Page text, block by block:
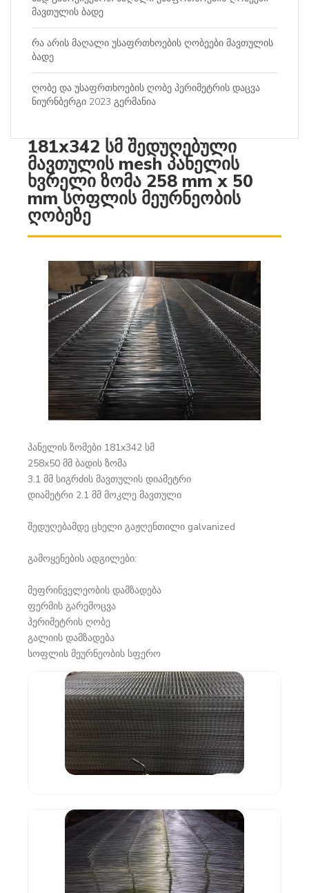
მავთულის ბადე
რა არის მაღალი უსაფრთხოების ღობეები მავთულის
ბადე
ღობე და უსაფრთხოების ღობე პერიმეტრის დაცვა
ნიურნბერგი 2023 გერმანია
181x342 სმ შედუღებული
მავთულის mesh პანელის
ხვრელი ზომა 258 mm x 50
mm სოფლის მეურნეობის
ღობეზე
პანელის ზომები 181x342 სმ
258x50 მმ ბადის ზომა
3.1 მმ სიგრძის მავთულის დიამეტრი
დიამეტრი 2.1 მმ მოკლე მავთული
შედუღებამდე ცხელი გაჟღენთილი galvanized
გამოყენების ადგილები:
მეფრინველეობის დამზადება
ფერმის გარემოცვა
პერიმეტრის ღობე
გალიის დამზადება
სოფლის მეურნეობის სფერო